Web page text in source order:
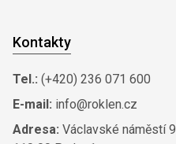
Kontakty
Tel.: (+420) 236 071 600
E-mail: info@roklen.cz
Adresa: Václavské náměstí 9